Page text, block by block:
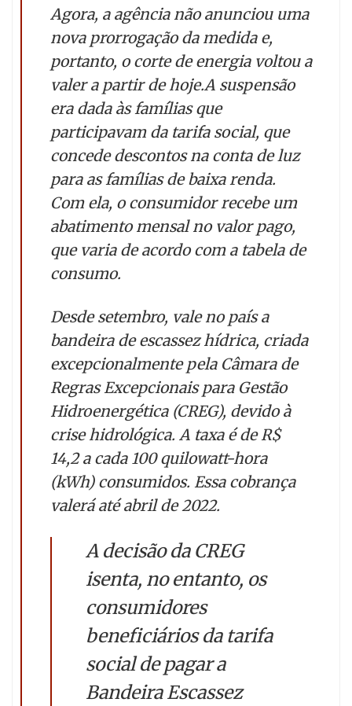
Agora, a agência não anunciou uma
nova prorrogação da medida e,
portanto, o corte de energia voltou a
valer a partir de hoje.A suspensão
era dada às famílias que
participavam da tarifa social, que
concede descontos na conta de luz
para as famílias de baixa renda.
Com ela, o consumidor recebe um
abatimento mensal no valor pago,
que varia de acordo com a tabela de
consumo.
Desde setembro, vale no país a
bandeira de escassez hídrica, criada
excepcionalmente pela Câmara de
Regras Excepcionais para Gestão
Hidroenergética (CREG), devido à
crise hidrológica. A taxa é de R$
14,2 a cada 100 quilowatt-hora
(kWh) consumidos. Essa cobrança
valerá até abril de 2022.
A decisão da CREG
isenta, no entanto, os
consumidores
beneficiários da tarifa
social de pagar a
Bandeira Escassez